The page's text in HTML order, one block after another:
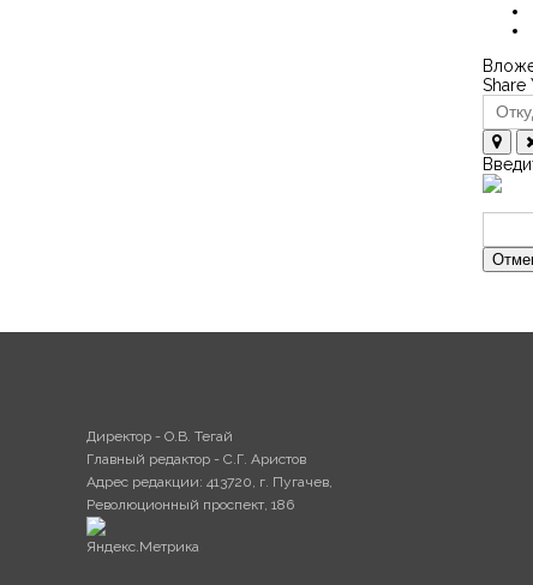
Share
Директор - О.В. Тегай
Главный редактор - С.Г. Аристов
Адрес редакции: 413720, г. Пугачев,
Революционный проспект, 186